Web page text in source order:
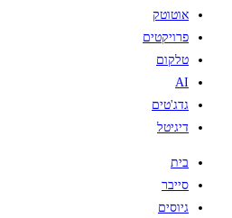
אוטוטק
פרויקטים
טלקום
AI
גדג'טים
דיגיטל
בית
סייבר
גיוסים